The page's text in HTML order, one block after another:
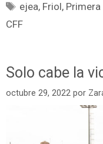
ejea, Friol, Primera
CFF
Solo cabe la
octubre 29, 2022 por